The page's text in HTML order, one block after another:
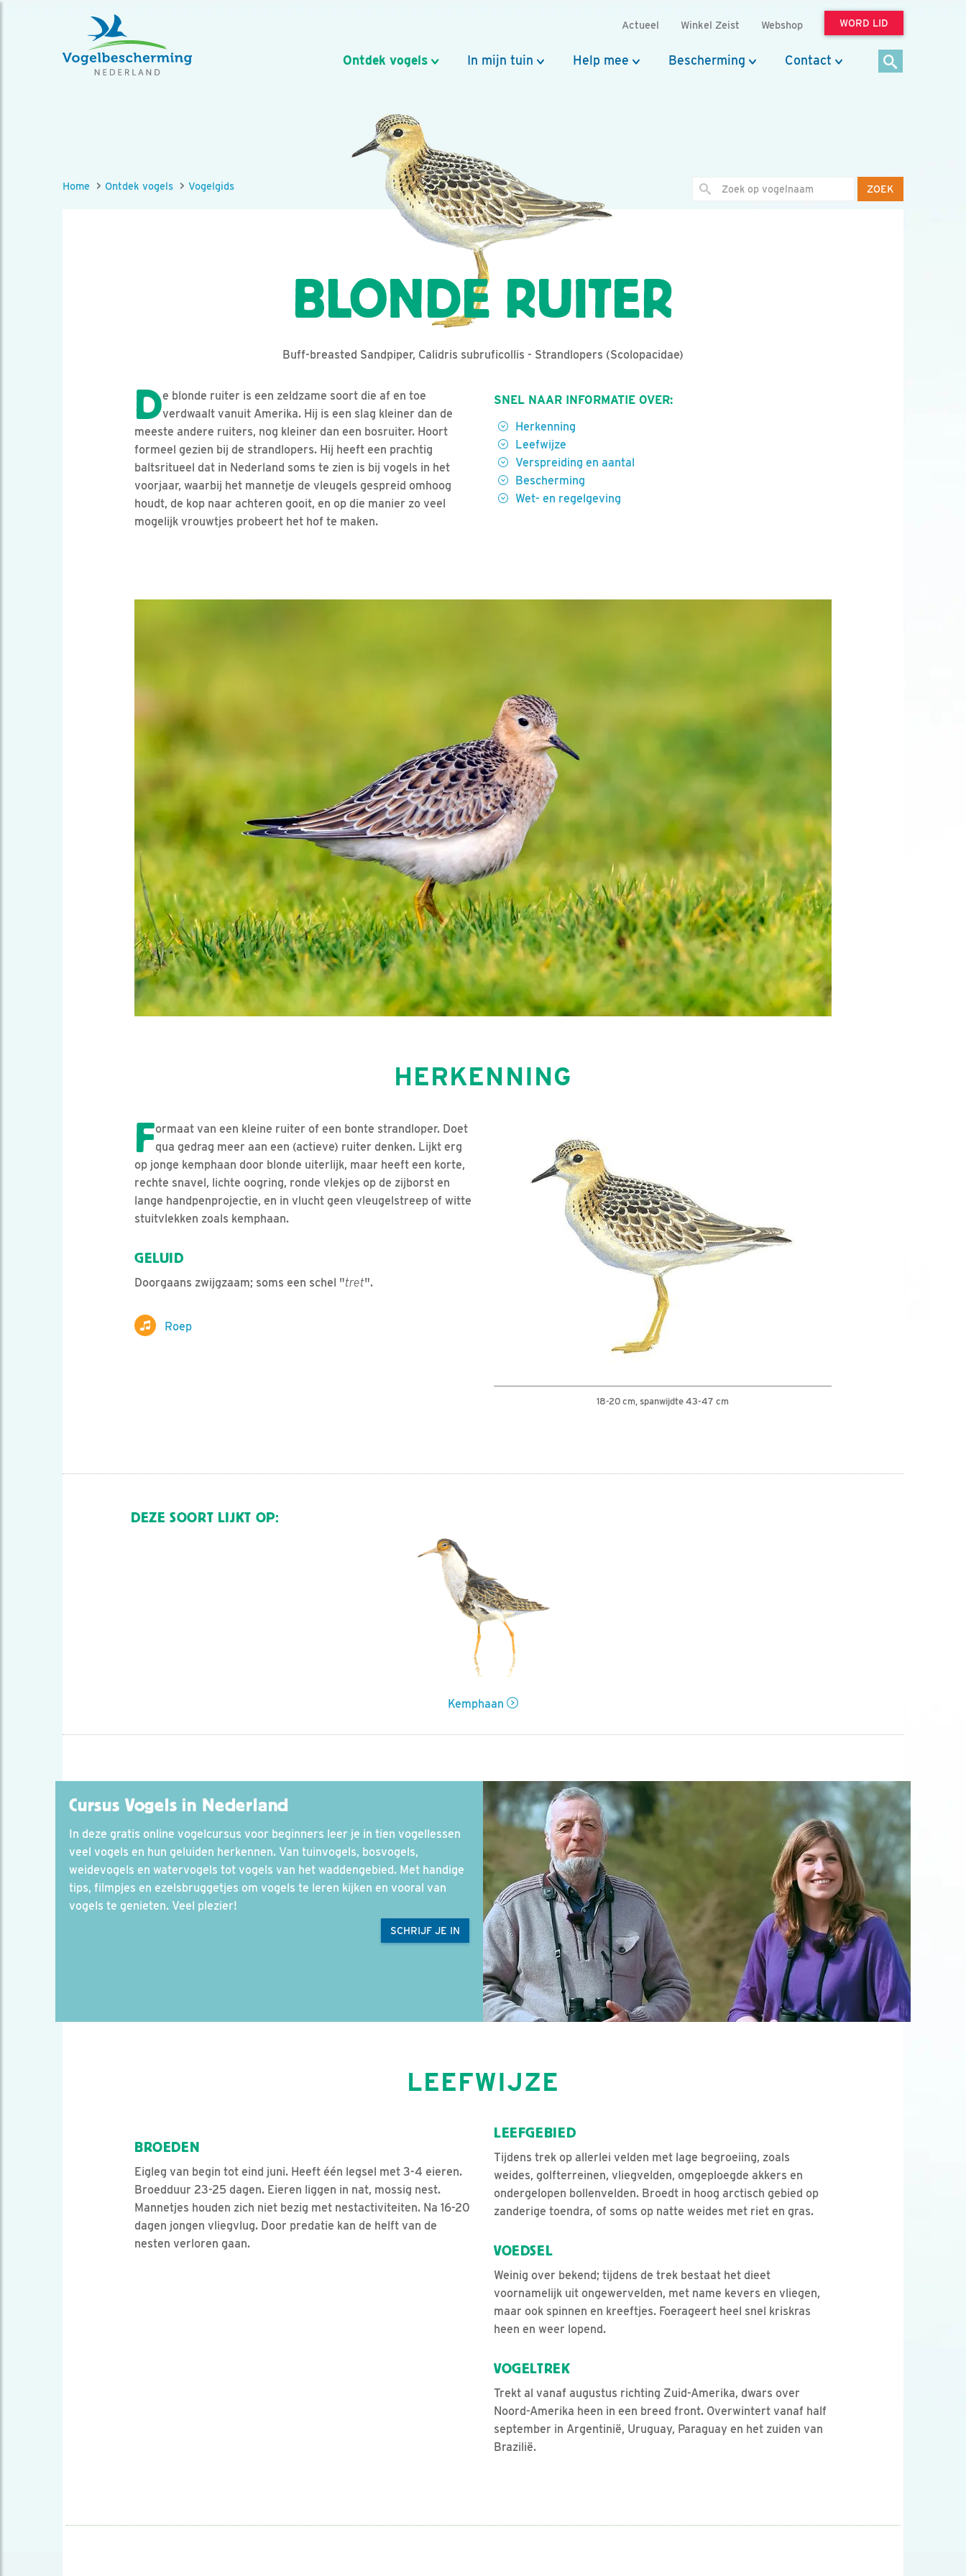
Actueel Winkel Zeist Webshop WORD LID
Ontdek vogels In mijn tuin Help mee Bescherming Contact
ZOEK
Home Ontdek vogels Vogelgids
BLONDE RUITER
Buff-breasted Sandpiper, Calidris subruficollis - Strandlopers (Scolopacidae)
De blonde ruiter is een zeldzame soort die af en toe
verdwaalt vanuit Amerika. Hij is een slag kleiner dan de
meeste andere ruiters, nog kleiner dan een bosruiter. Hoort
formeel gezien bij de strandlopers. Hij heeft een prachtig
baltsritueel dat in Nederland soms te zien is bij vogels in het
voorjaar, waarbij het mannetje de vleugels gespreid omhoog
houdt, de kop naar achteren gooit, en op die manier zo veel
mogelijk vrouwtjes probeert het hof te maken.
SNEL NAAR INFORMATIE OVER:
Herkenning
Leefwijze
Verspreiding en aantal
Bescherming
Wet- en regelgeving
HERKENNING
Formaat van een kleine ruiter of een bonte strandloper. Doet
qua gedrag meer aan een (actieve) ruiter denken. Lijkt erg
op jonge kemphaan door blonde uiterlijk, maar heeft een korte,
rechte snavel, lichte oogring, ronde vlekjes op de zijborst en
lange handpenprojectie, en in vlucht geen vleugelstreep of witte
stuitvlekken zoals kemphaan.
GELUID
Doorgaans zwijgzaam; soms een schel "tret".
Roep
18-20 cm, spanwijdte 43-47 cm
DEZE SOORT LIJKT OP:
Kemphaan
Cursus Vogels in Nederland
In deze gratis online vogelcursus voor beginners leer je in tien vogellessen
veel vogels en hun geluiden herkennen. Van tuinvogels, bosvogels,
weidevogels en watervogels tot vogels van het waddengebied. Met handige
tips, filmpjes en ezelsbruggetjes om vogels te leren kijken en vooral van
vogels te genieten. Veel plezier!
SCHRIJF JE IN
LEEFWIJZE
BROEDEN
Eigleg van begin tot eind juni. Heeft één legsel met 3-4 eieren.
Broedduur 23-25 dagen. Eieren liggen in nat, mossig nest.
Mannetjes houden zich niet bezig met nestactiviteiten. Na 16-20
dagen jongen vliegvlug. Door predatie kan de helft van de
nesten verloren gaan.
LEEFGEBIED
Tijdens trek op allerlei velden met lage begroeiing, zoals
weides, golfterreinen, vliegvelden, omgeploegde akkers en
ondergelopen bollenvelden. Broedt in hoog arctisch gebied op
zanderige toendra, of soms op natte weides met riet en gras.
VOEDSEL
Weinig over bekend; tijdens de trek bestaat het dieet
voornamelijk uit ongewervelden, met name kevers en vliegen,
maar ook spinnen en kreeftjes. Foerageert heel snel kriskras
heen en weer lopend.
VOGELTREK
Trekt al vanaf augustus richting Zuid-Amerika, dwars over
Noord-Amerika heen in een breed front. Overwintert vanaf half
september in Argentinië, Uruguay, Paraguay en het zuiden van
Brazilië.